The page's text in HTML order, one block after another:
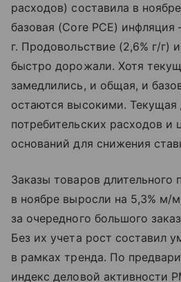
расходов) составила в
базовая (Core PCE)
г. Продовольствие (2,6% г/г)
быстро дорожали. Хотя
замедлились, и общая, и
остаются высокими. Текущая
потребительских расходов
оснований для снижения
Заказы товаров длительного
в ноябре выросли на 5,3% м/
за очередного большого
Без их учета рост составил
в рамках тренда. По
индекс деловой активности